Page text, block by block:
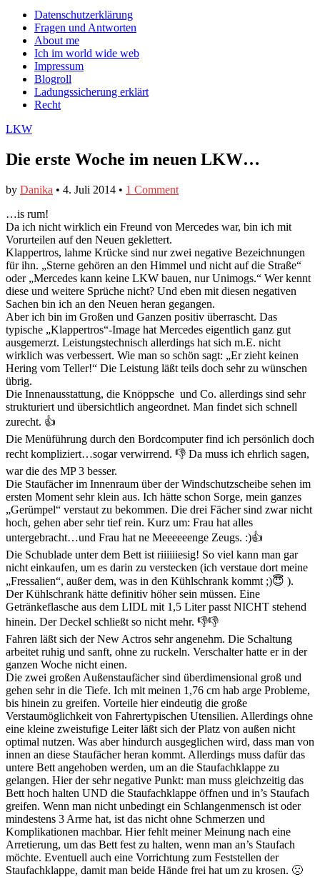
Facebook
anzeigen
Twitter
anzeigen
auf
Instagram
anzeigen
Main
menu
Skip
content
Datenschutzerklärung
Fragen und Antworten
About me
Ich im world wide web
Impressum
Blogroll
Ladungssicherung erklärt
Recht
LKW
Die erste Woche im neuen LKW…
by Danika • 4. Juli 2014 • 1 Comment
…is rum!
Da ich nicht wirklich ein Freund von Mercedes war, bin ich mit
Vorurteilen auf den Neuen geklettert.
Klappertros, lahme Krücke sind nur zwei negative Bezeichnungen
für ihn. „Sterne gehören an den Himmel und nicht auf die Straße“
oder „Mercedes kann keine LKW bauen, nur Unimogs.“ Wer kennt
diese und weitere Sprüche nicht? Und eben mit diesen negativen
Sachen bin ich an den Neuen heran gegangen.
Aber ich bin im Großen und Ganzen positiv überrascht. Das
typische „Klappertros“-Image hat Mercedes eigentlich ganz gut
ausgemerzt. Leistungstechnisch allerdings hat sich m.E. nicht
wirklich was verbessert. Wie man so schön sagt: „Er zieht keinen
Hering vom Teller!“ Die Leistung läßt teils doch sehr zu wünschen
übrig.
Die Innenausstattung, die Knöppsche und Co. allerdings sind sehr
strukturiert und übersichtlich angeordnet. Man findet sich schnell
zurecht. 👍
Die Menüführung durch den Bordcomputer find ich persönlich doch
recht kompliziert…sogar verwirrend. 👎 Da muss ich ehrlich sagen,
war die des MP 3 besser.
Die Staufächer im Innenraum über der Windschutzscheibe sehen im
ersten Moment sehr klein aus. Ich hätte schon Sorge, mein ganzes
„Gerümpel“ verstaut zu bekommen. Die drei Fächer sind zwar nicht
hoch, gehen aber sehr tief rein. Kurz um: Frau hat alles
untergebracht…und Frau hat ne Meeeeeenge Zeugs. :)👍
Die Schublade unter dem Bett ist riiiiiiesig! So viel kann man gar
nicht einkaufen, um es darin zu verstecken (ich verstaue dort meine
„Fressalien“, außer dem, was in den Kühlschrank kommt ;)😇 ).
Der Kühlschrank hätte definitiv höher sein müssen. Eine
Getränkeflasche aus dem LIDL mit 1,5 Liter passt NICHT stehend
hinein. Der Deckel schließt so nicht mehr. 👎👎
Fahren läßt sich der New Actros sehr angenehm. Die Schaltung
arbeitet ruhig und sanft, ohne zu ruckeln. Verschalter hatte er in der
ganzen Woche nicht einen.
Die zwei großen Außenstaufächer sind überdimensional groß und
gehen sehr in die Tiefe. Ich mit meinen 1,76 cm hab arge Probleme,
bis hinein zu greifen. Vorteile hier eindeutig die große
Verstaumöglichkeit von Fahrertypischen Utensilien. Allerdings ohne
eine kleine zweistufige Leiter läßt sich der Platz von außen nicht
optimal nutzen. Was aber hindurch ausgeglichen wird, dass man von
innen an diese Staufächer heran kommt. Allerdings muss dafür das
untere Bett angehoben werden, um an die Staufachklappe zu
gelangen. Hier der sehr negative Punkt: man muss gleichzeitig das
Bett hoch halten UND die Staufachklappe öffnen und in’s Staufach
greifen. Wenn man nicht unbedingt ein Schlangenmensch ist oder
mindestens 3 Arme hat, ist das nicht ohne Schmerzen und
Komplikationen machbar. Hier fehlt meiner Meinung nach eine
Arretierung, um das Bett fest zu halten, wenn man an’s Staufach
möchte. Eventuell auch eine Vorrichtung zum Feststellen der
Staufachklappe, damit man beide Hände frei hat um zu krosen. 🙁